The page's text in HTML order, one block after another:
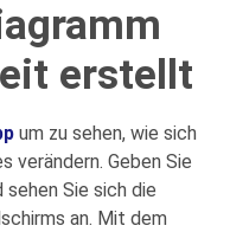
erstellt
um zu sehen, wie sich
verändern. Geben Sie
Sie sich die
an. Mit dem